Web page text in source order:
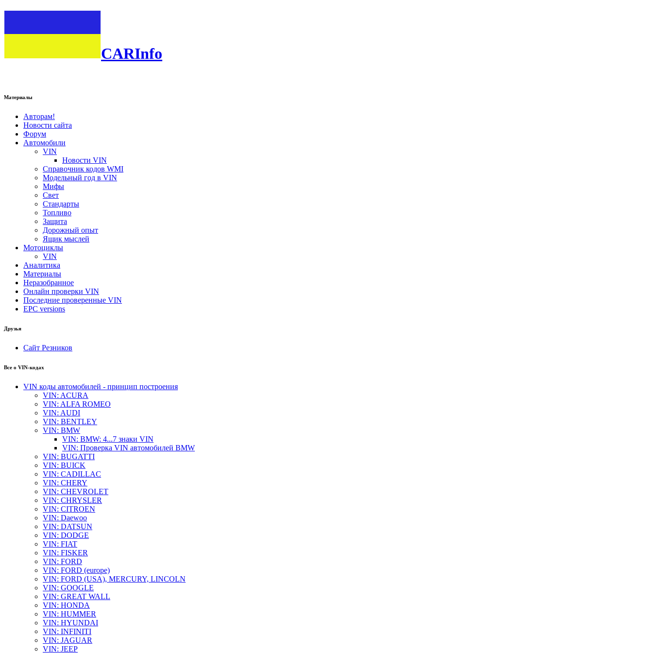
CARInfo
Материалы
Авторам!
Новости сайта
Форум
Автомобили
VIN
Новости VIN
Справочник кодов WMI
Модельный год в VIN
Мифы
Свет
Стандарты
Топливо
Защита
Дорожный опыт
Ящик мыслей
Мотоциклы
VIN
Аналитика
Материалы
Неразобранное
Онлайн проверки VIN
Последние проверенные VIN
EPC versions
Друзья
Сайт Резников
Все о VIN-кодах
VIN коды автомобилей - принцип построения
VIN: ACURA
VIN: ALFA ROMEO
VIN: AUDI
VIN: BENTLEY
VIN: BMW
VIN: BMW: 4...7 знаки VIN
VIN: Проверка VIN автомобилей BMW
VIN: BUGATTI
VIN: BUICK
VIN: CADILLAC
VIN: CHERY
VIN: CHEVROLET
VIN: CHRYSLER
VIN: CITROEN
VIN: Daewoo
VIN: DATSUN
VIN: DODGE
VIN: FIAT
VIN: FISKER
VIN: FORD
VIN: FORD (europe)
VIN: FORD (USA), MERCURY, LINCOLN
VIN: GOOGLE
VIN: GREAT WALL
VIN: HONDA
VIN: HUMMER
VIN: HYUNDAI
VIN: INFINITI
VIN: JAGUAR
VIN: JEEP